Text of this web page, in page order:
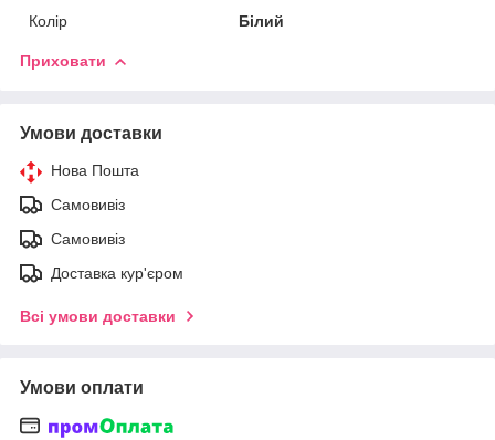
Колір
Білий
Приховати
Умови доставки
Нова Пошта
Самовивіз
Самовивіз
Доставка кур'єром
Всі умови доставки
Умови оплати